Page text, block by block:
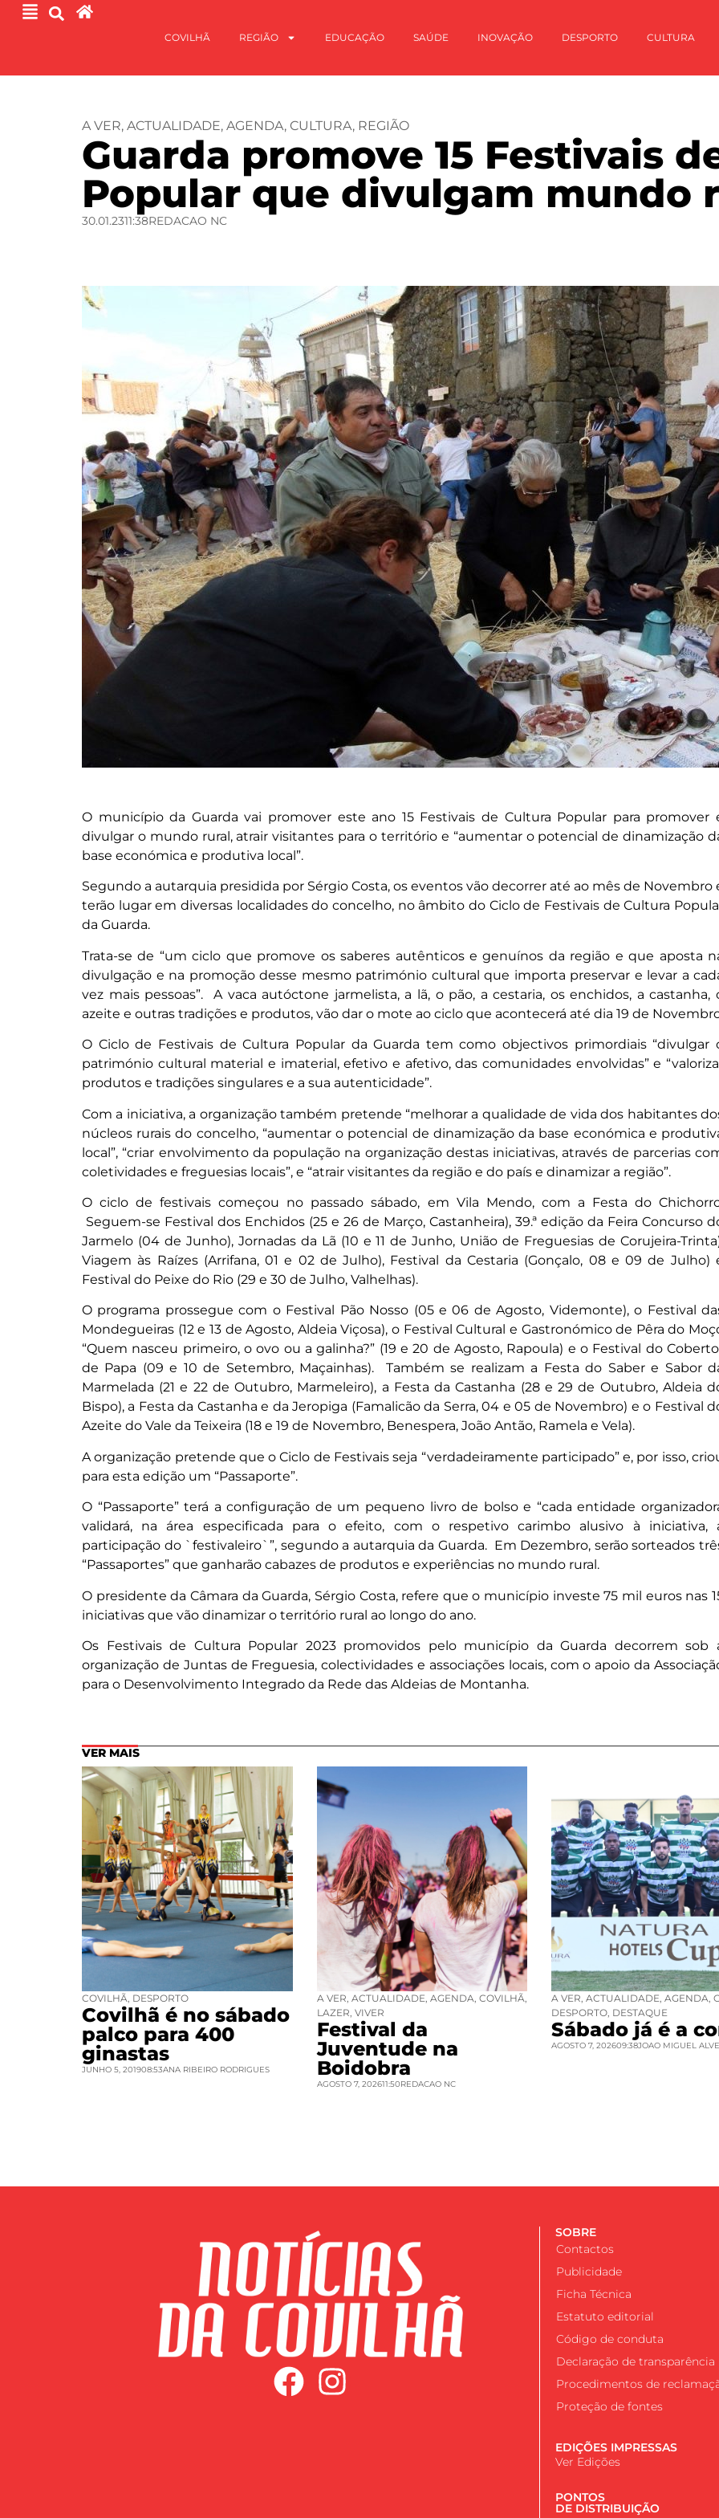
COVILHÃ REGIÃO EDUCAÇÃO SAÚDE INOVAÇÃO DESPORTO CULTURA
A VER, ACTUALIDADE, AGENDA, CULTURA, REGIÃO
Guarda promove 15 Festivais
Popular que divulgam mundo
30.01.2311:38REDACAO NC
O município da Guarda vai promover este ano 15 Festivais de Cultura Popular para promover
divulgar o mundo rural, atrair visitantes para o território e “aumentar o potencial de dinamização
base económica e produtiva local”.
Segundo a autarquia presidida por Sérgio Costa, os eventos vão decorrer até ao mês de Novembro
terão lugar em diversas localidades do concelho, no âmbito do Ciclo de Festivais de Cultura
da Guarda.
Trata-se de “um ciclo que promove os saberes autênticos e genuínos da região e que aposta
divulgação e na promoção desse mesmo património cultural que importa preservar e levar a
vez mais pessoas”. A vaca autóctone jarmelista, a lã, o pão, a cestaria, os enchidos, a castanha,
azeite e outras tradições e produtos, vão dar o mote ao ciclo que acontecerá até dia 19 de
O Ciclo de Festivais de Cultura Popular da Guarda tem como objectivos primordiais “divulgar
património cultural material e imaterial, efetivo e afetivo, das comunidades envolvidas” e
produtos e tradições singulares e a sua autenticidade”.
Com a iniciativa, a organização também pretende “melhorar a qualidade de vida dos habitantes
núcleos rurais do concelho, “aumentar o potencial de dinamização da base económica e
local”, “criar envolvimento da população na organização destas iniciativas, através de parcerias
coletividades e freguesias locais”, e “atrair visitantes da região e do país e dinamizar a região”.
O ciclo de festivais começou no passado sábado, em Vila Mendo, com a Festa do
Seguem-se Festival dos Enchidos (25 e 26 de Março, Castanheira), 39.ª edição da Feira Concurso
Jarmelo (04 de Junho), Jornadas da Lã (10 e 11 de Junho, União de Freguesias de Corujeira-
Viagem às Raízes (Arrifana, 01 e 02 de Julho), Festival da Cestaria (Gonçalo, 08 e 09 de Julho)
Festival do Peixe do Rio (29 e 30 de Julho, Valhelhas).
O programa prossegue com o Festival Pão Nosso (05 e 06 de Agosto, Videmonte), o Festival
Mondegueiras (12 e 13 de Agosto, Aldeia Viçosa), o Festival Cultural e Gastronómico de Pêra do
“Quem nasceu primeiro, o ovo ou a galinha?” (19 e 20 de Agosto, Rapoula) e o Festival do
de Papa (09 e 10 de Setembro, Maçainhas). Também se realizam a Festa do Saber e Sabor
Marmelada (21 e 22 de Outubro, Marmeleiro), a Festa da Castanha (28 e 29 de Outubro, Aldeia
Bispo), a Festa da Castanha e da Jeropiga (Famalicão da Serra, 04 e 05 de Novembro) e o Festival
Azeite do Vale da Teixeira (18 e 19 de Novembro, Benespera, João Antão, Ramela e Vela).
A organização pretende que o Ciclo de Festivais seja “verdadeiramente participado” e, por isso,
para esta edição um “Passaporte”.
O “Passaporte” terá a configuração de um pequeno livro de bolso e “cada entidade
validará, na área especificada para o efeito, com o respetivo carimbo alusivo à iniciativa,
participação do `festivaleiro`”, segundo a autarquia da Guarda. Em Dezembro, serão sorteados
“Passaportes” que ganharão cabazes de produtos e experiências no mundo rural.
O presidente da Câmara da Guarda, Sérgio Costa, refere que o município investe 75 mil euros nas
iniciativas que vão dinamizar o território rural ao longo do ano.
Os Festivais de Cultura Popular 2023 promovidos pelo município da Guarda decorrem sob
organização de Juntas de Freguesia, colectividades e associações locais, com o apoio da
para o Desenvolvimento Integrado da Rede das Aldeias de Montanha.
VER MAIS
COVILHÃ, DESPORTO
Covilhã é no sábado
palco para 400
ginastas
JUNHO 5, 201908:53ANA RIBEIRO RODRIGUES
A VER, ACTUALIDADE, AGENDA, COVILHÃ,
LAZER, VIVER
Festival da
Juventude na
Boidobra
AGOSTO 7, 202611:50REDACAO NC
A VER, ACTUALIDADE, AGENDA,
DESPORTO, DESTAQUE
Sábado já é a
AGOSTO 7, 202609:38JOAO MIGUEL
SOBRE
Contactos
Publicidade
Ficha Técnica
Estatuto editorial
Código de conduta
Declaração de transparência
Procedimentos de
Proteção de fontes
EDIÇÕES IMPRESSAS
Ver Edições
PONTOS
DE DISTRIBUIÇÃO